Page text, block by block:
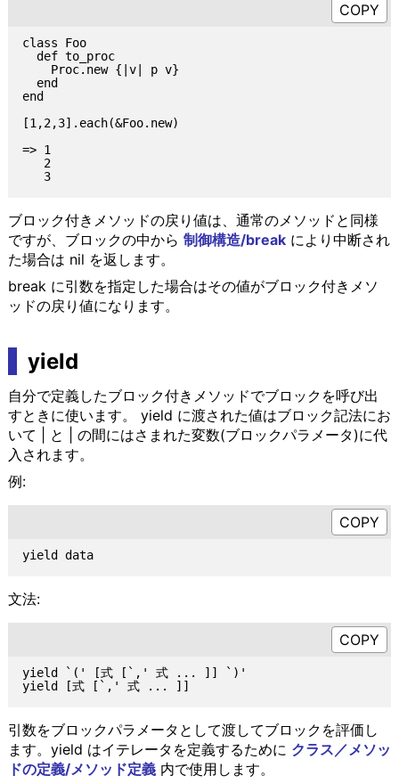
class Foo
  def to_proc
    Proc.new {|v| p v}
  end
end
[1,2,3].each(&Foo.new)
=> 1
   2
   3
ブロック付きメソッドの戻り値は、通常のメソッドと同様
ですが、ブロックの中から 制御構造/breakにより中断され
た場合は nil を返します。
break に引数を指定した場合はその値がブロック付きメソ
ッドの戻り値になります。
yield
自分で定義したブロック付きメソッドでブロックを呼び出
すときに使います。 yield に渡された値はブロック記法にお
いて | と | の間にはさまれた変数(ブロックパラメータ)に代
入されます。
例:
yield data
文法:
yield `(' [式 [`,' 式 ... ]] `)'
引数をブロックパラメータとして渡してブロックを評価し
ます。yield はイテレータを定義するために クラス／メソッ
ドの定義/メソッド定義内で使用します。